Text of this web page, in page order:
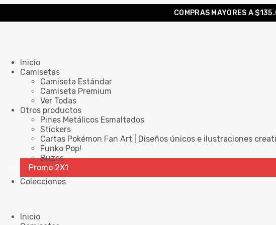
COMPRAS MAYORES A
Inicio
Camisetas
Camiseta Estándar
Camiseta Premium
Ver Todas
Otros productos
Pines Metálicos Esmaltados
Stickers
Cartas Pokémon Fan Art | Diseños únicos e ilustraciones
Funko Pop!
Buzos
Promo 2X1
Colecciones
Inicio